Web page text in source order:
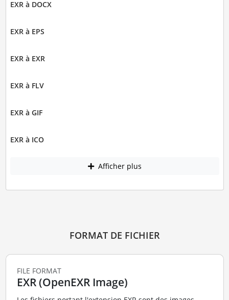
EXR à DOCX
EXR à EPS
EXR à EXR
EXR à FLV
EXR à GIF
EXR à ICO
Afficher plus
FORMAT DE FICHIER
FILE FORMAT
EXR (OpenEXR Image)